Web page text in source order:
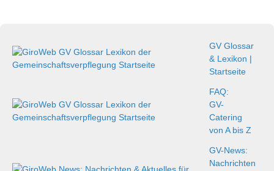
GV Glossar
& Lexikon |
Startseite
FAQ:
GV-
Catering
von A bis Z
GV-News:
Nachrichten